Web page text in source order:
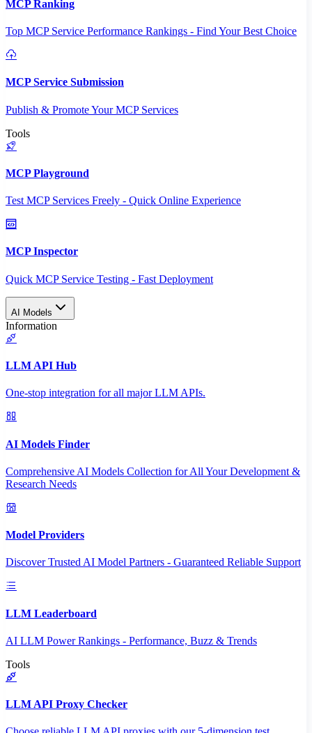
MCP Ranking
Top MCP Service Performance Rankings - Find Your Best Choice
MCP Service Submission
Publish & Promote Your MCP Services
Tools
MCP Playground
Test MCP Services Freely - Quick Online Experience
MCP Inspector
Quick MCP Service Testing - Fast Deployment
AI Models
Information
LLM API Hub
One-stop integration for all major LLM APIs.
AI Models Finder
Comprehensive AI Models Collection for All Your Development &
Research Needs
Model Providers
Discover Trusted AI Model Partners - Guaranteed Reliable Support
LLM Leaderboard
AI LLM Power Rankings - Performance, Buzz & Trends
Tools
LLM API Proxy Checker